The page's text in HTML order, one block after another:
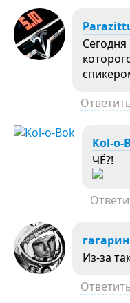
Kol-o-
ЧЁ?!
гагарин
Из-за